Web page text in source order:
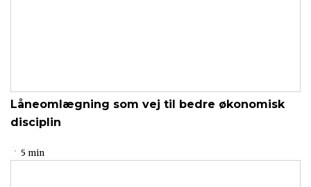
Låneomlægning som vej til bedre økonomisk
disciplin
5 min